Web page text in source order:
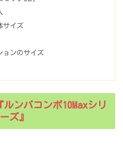
サイズ
ンのサイズ
ルンバコンボ10Maxシリ
ーズ』